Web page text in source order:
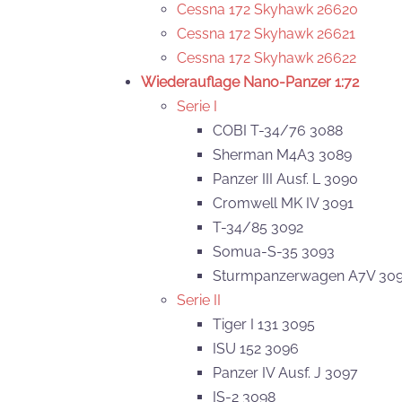
Cessna 172 Skyhawk 26620
Cessna 172 Skyhawk 26621
Cessna 172 Skyhawk 26622
Wiederauflage Nano-Panzer 1:72
Serie I
COBI T-34/76 3088
Sherman M4A3 3089
Panzer III Ausf. L 3090
Cromwell MK IV 3091
T-34/85 3092
Somua-S-35 3093
Sturmpanzerwagen A7V
Serie II
Tiger I 131 3095
ISU 152 3096
Panzer IV Ausf. J 3097
IS-2 3098